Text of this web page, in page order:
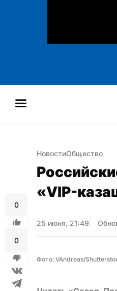
0
0
НовостиОбщество
«VIP-
25 июня, 21:49
Фото: VAndreas/